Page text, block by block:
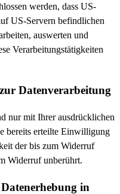
werden, dass US-
US-Servern befindlichen
auswerten und
Verarbeitungstätigkeiten
Datenverarbeitung
nur mit Ihrer ausdrücklichen
bereits erteilte Einwilligung
der bis zum Widerruf
Widerruf unberührt.
in